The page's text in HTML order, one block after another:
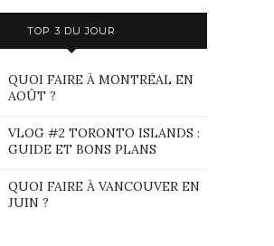
TOP 3 DU JOUR
QUOI FAIRE À MONTRÉAL EN
AOÛT ?
VLOG #2 TORONTO ISLANDS :
GUIDE ET BONS PLANS
QUOI FAIRE À VANCOUVER EN
JUIN ?